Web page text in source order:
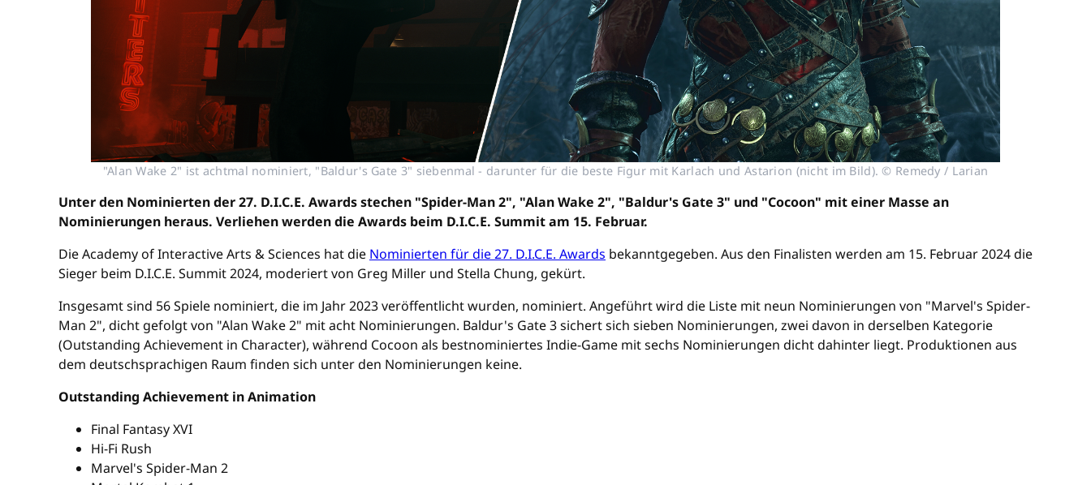
"Alan Wake 2" ist achtmal nominiert, "Baldur's Gate 3" siebenmal - darunter für die beste Figur mit Karlach und Astarion (nicht im Bild). © Remedy / Larian
Unter den Nominierten der 27. D.I.C.E. Awards stechen "Spider-Man 2", "Alan Wake 2", "Baldur's Gate 3" und "Cocoon" mit einer Masse an
Nominierungen heraus. Verliehen werden die Awards beim D.I.C.E. Summit am 15. Februar.
Die Academy of Interactive Arts & Sciences hat die Nominierten für die 27. D.I.C.E. Awards bekanntgegeben. Aus den Finalisten werden am 15. Februar 2024 die
Sieger beim D.I.C.E. Summit 2024, moderiert von Greg Miller und Stella Chung, gekürt.
Insgesamt sind 56 Spiele nominiert, die im Jahr 2023 veröffentlicht wurden, nominiert. Angeführt wird die Liste mit neun Nominierungen von "Marvel's Spider-
Man 2", dicht gefolgt von "Alan Wake 2" mit acht Nominierungen. Baldur's Gate 3 sichert sich sieben Nominierungen, zwei davon in derselben Kategorie
(Outstanding Achievement in Character), während Cocoon als bestnominiertes Indie-Game mit sechs Nominierungen dicht dahinter liegt. Produktionen aus
dem deutschsprachigen Raum finden sich unter den Nominierungen keine.
Outstanding Achievement in Animation
Final Fantasy XVI
Hi-Fi Rush
Marvel's Spider-Man 2